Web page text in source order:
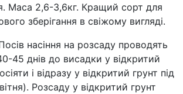
Маса 2,6-3,6кг. Кращий сорт для
зберігання в свіжому вигляді.
насіння на розсаду проводять
45 днів до висадки у відкритий
і відразу у відкритий грунт під
Розсаду у відкритий грунт